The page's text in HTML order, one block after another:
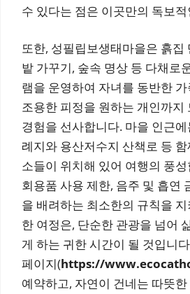
수 있다는 점은 이곳만의 독보
또한, 성필립보생태마을은 흙집
밭 가꾸기, 숲속 명상 등 다채로
램을 운영하여 자녀를 동반한
조용한 피정을 원하는 개인까지
경험을 선사합니다. 마을 인근
례지와 용산저수지 산책로 등
소들이 위치해 있어 여행의 풍
회용품 사용 제한, 음주 및 흡연
을 배려하는 최소한의 규칙을
한 여정은, 단순한 관광을 넘어
게 하는 귀한 시간이 될 것입니
페이지(https://
예약하고, 자연이 건네는 따뜻